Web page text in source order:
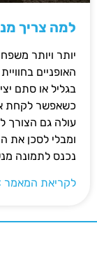
למה צריך
יותר ויותר
האופניים
בגליל או סתם
כשאפשר לקחת
עולה גם הצורך
ומבלי לסכן את
נכנס לתמונה
לקריאת המאמר